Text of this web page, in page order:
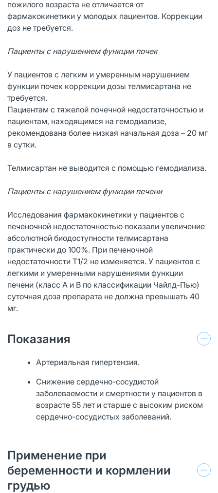
пожилого возраста не отличается от
фармакокинетики у молодых пациентов. Коррекции
доз не требуется.
Пациенты с нарушением функции почек
У пациентов с легким и умеренным нарушением
функции почек коррекции дозы телмисартана не
требуется.
Пациентам с тяжелой почечной недостаточностью и
пациентам, находящимся на гемодиализе,
рекомендована более низкая начальная доза – 20 мг
в сутки.
Телмисартан не выводится с помощью гемодиализа.
Пациенты с нарушением функции печени
Исследования фармакокинетики у пациентов с
печеночной недостаточностью показали увеличение
абсолютной биодоступности телмисартана
практически до 100%. При печеночной
недостаточности Т1/2 не изменяется. У пациентов с
легкими и умеренными нарушениями функции
печени (класс А и В по классификации Чайлд-Пью)
суточная доза препарата не должна превышать 40
мг.
Показания
Артериальная гипертензия.
Снижение сердечно-сосудистой
заболеваемости и смертности у пациентов в
возрасте 55 лет и старше с высоким риском
сердечно-сосудистых заболеваний.
Применение при
беременности и кормлении
грудью